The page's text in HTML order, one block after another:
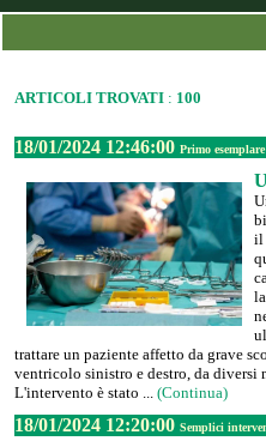
ARTICOLI TROVATI : 100
18/01/2024 12:46:00 Primo
il
trattare un paziente affetto da grave
ventricolo sinistro e destro, da diversi
L'intervento è stato ... (Continua)
18/01/2024 12:20:00 Semplici